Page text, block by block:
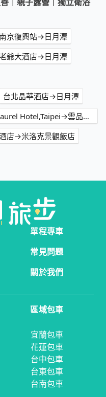
京復興站→日月潭
爺大酒店→日月潭
台北晶華酒店→日月潭
長榮桂冠酒店(台北) Evergreen Laurel Hotel,Taipei→雲品溫泉酒店
店→米洛克景觀飯店
單程專車
常見問題
關於我們
區域包車
宜蘭包車
花蓮包車
台中包車
台東包車
台南包車